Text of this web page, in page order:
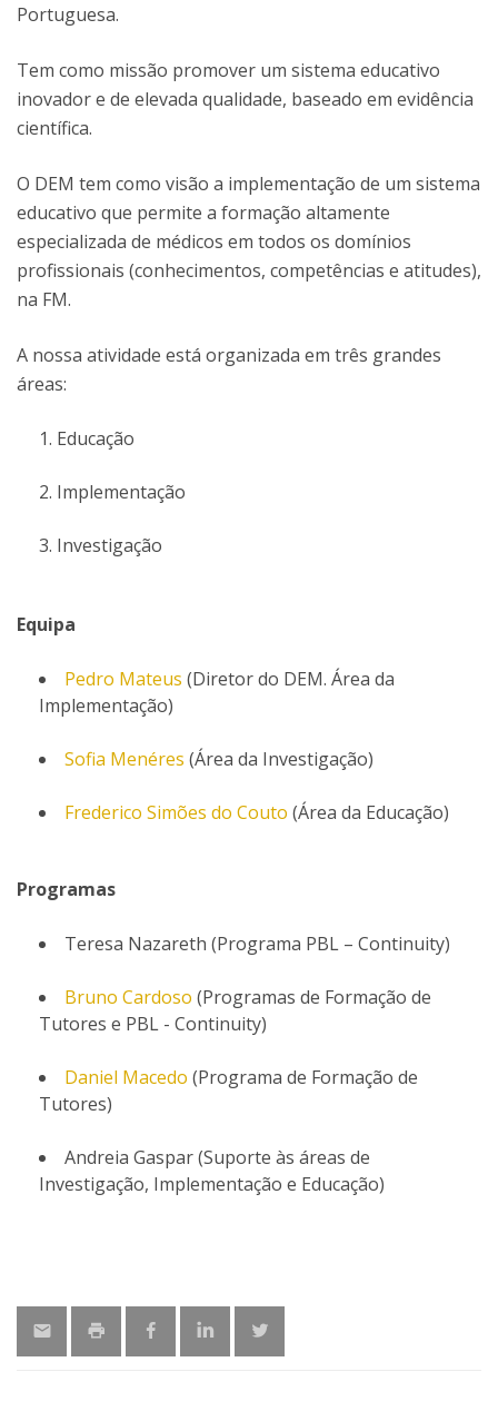
Portuguesa.
Tem como missão promover um sistema educativo
inovador e de elevada qualidade, baseado em evidência
científica.
O DEM tem como visão a implementação de um sistema
educativo que permite a formação altamente
especializada de médicos em todos os domínios
profissionais (conhecimentos, competências e atitudes),
na FM.
A nossa atividade está organizada em três grandes
áreas:
Educação
Implementação
Investigação
Equipa
Pedro Mateus (Diretor do DEM. Área da
Implementação)
Sofia Menéres (Área da Investigação)
Frederico Simões do Couto (Área da Educação)
Programas
Teresa Nazareth (Programa PBL – Continuity)
Bruno Cardoso (Programas de Formação de
Tutores e PBL - Continuity)
Daniel Macedo (Programa de Formação de
Tutores)
Andreia Gaspar (Suporte às áreas de
Investigação, Implementação e Educação)